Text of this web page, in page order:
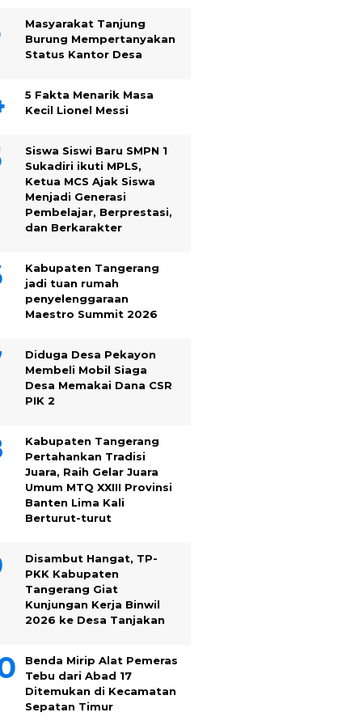
Masyarakat Tanjung
Burung Mempertanyakan
Status Kantor Desa
5 Fakta Menarik Masa
Kecil Lionel Messi
Siswa Siswi Baru SMPN 1
Sukadiri ikuti MPLS,
Ketua MCS Ajak Siswa
Menjadi Generasi
Pembelajar, Berprestasi,
dan Berkarakter
Kabupaten Tangerang
jadi tuan rumah
penyelenggaraan
Maestro Summit 2026
Diduga Desa Pekayon
Membeli Mobil Siaga
Desa Memakai Dana CSR
PIK 2
Kabupaten Tangerang
Pertahankan Tradisi
Juara, Raih Gelar Juara
Umum MTQ XXIII Provinsi
Banten Lima Kali
Berturut-turut
Disambut Hangat, TP-
PKK Kabupaten
Tangerang Giat
Kunjungan Kerja Binwil
2026 ke Desa Tanjakan
Benda Mirip Alat Pemeras
Tebu dari Abad 17
Ditemukan di Kecamatan
Sepatan Timur